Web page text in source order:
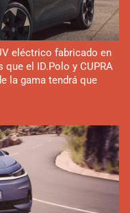
eléctrico fabricado en
el ID.Polo y CUPRA
la gama tendrá que